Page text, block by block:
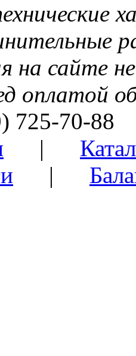
на сайте
оплатой
725-70-88
|
|